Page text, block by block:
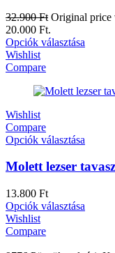
32.900Ft Original price
20.000 Ft.
Opciók választása
Wishlist
Compare
Wishlist
Compare
Opciók választása
Molett lezser
13.800 Ft
Opciók választása
Wishlist
Compare